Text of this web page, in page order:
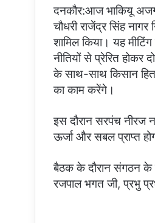
दनकौर:आज भाकियू
चौधरी राजेंद्र सिंह
शामिल किया। यह
नीतियों से प्रेरित होकर
के साथ-साथ किसान
का काम करेंगे।
इस दौरान सरपंच नीरज
ऊर्जा और सबल प्राप्त
बैठक के दौरान संगठन के
रजपाल भगत जी, प्रभु